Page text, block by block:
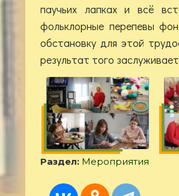
паучьих лапках и всё
фольклорные перепевы
обстановку для этой
результат того
Раздел: Мероприятия